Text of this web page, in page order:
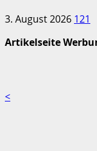
3. August 2026 121
Artikelseite
<